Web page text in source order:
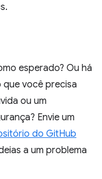
esperado? Ou há
você precisa
ou um
Envie um
do GitHub
a um problema